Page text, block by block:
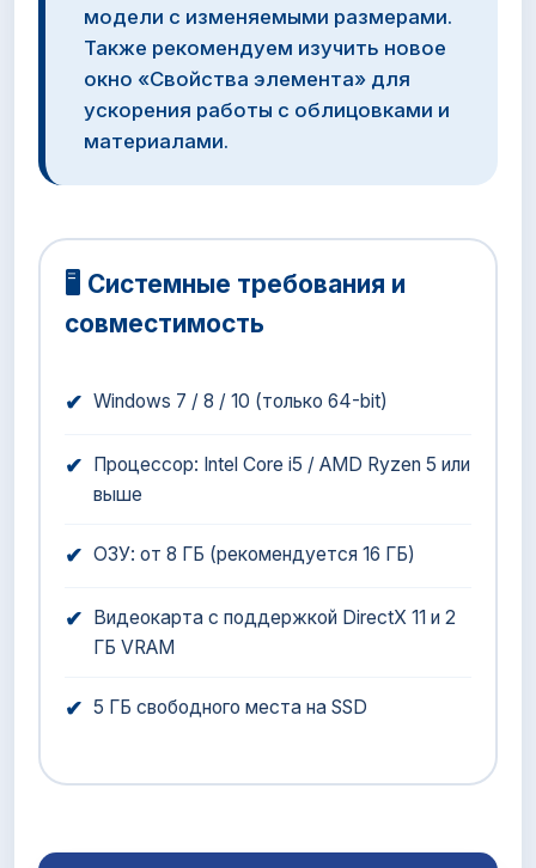
модели с изменяемыми размерами.
Также рекомендуем изучить новое
окно «Свойства элемента» для
ускорения работы с облицовками и
материалами.
🖥️ Системные требования и
совместимость
✔ Windows 7 / 8 / 10 (только 64-bit)
✔ Процессор: Intel Core i5 / AMD Ryzen 5 или
выше
✔ ОЗУ: от 8 ГБ (рекомендуется 16 ГБ)
✔ Видеокарта с поддержкой DirectX 11 и 2
ГБ VRAM
✔ 5 ГБ свободного места на SSD